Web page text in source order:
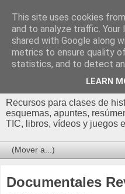
Profesor
Recursos
Historia y
Recursos para clases de
esquemas, apuntes,
TIC, libros, vídeos y juegos
Documentales
This site uses cookies
and to analyze traffic. Your
shared with Google along
metrics to ensure quality
statistics, and to detect
LEARN